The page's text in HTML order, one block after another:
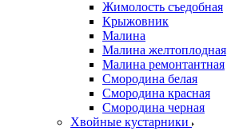
Жимолость съедобная
Крыжовник
Малина
Малина желтоплодная
Малина ремонтантная
Смородина белая
Смородина красная
Смородина черная
Хвойные кустарники